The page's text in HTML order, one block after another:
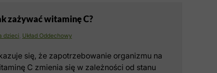
zażywać witaminę C?
dzieci Układ Oddechowy
się, że zapotrzebowanie organizmu na
C zmienia się w zależności od stanu